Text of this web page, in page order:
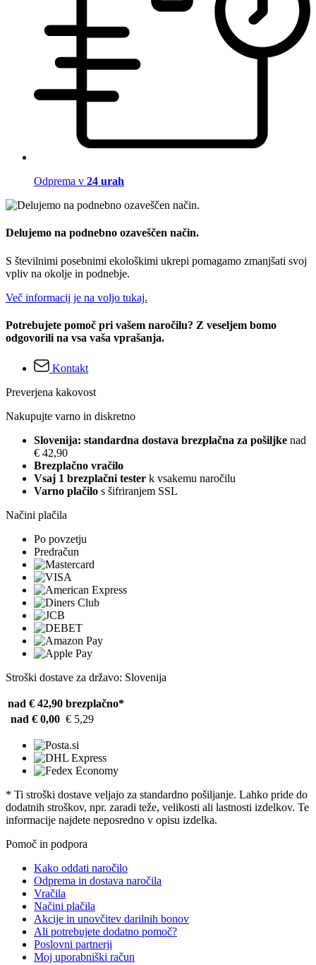
Odprema v 24 urah
Delujemo na podnebno ozaveščen način.
S številnimi posebnimi ekološkimi ukrepi pomagamo zmanjšati svoj
vpliv na okolje in podnebje.
Več informacij je na voljo tukaj.
Potrebujete pomoč pri vašem naročilu? Z veseljem bomo
odgovorili na vsa vaša vprašanja.
Kontakt
Preverjena kakovost
Nakupujte varno in diskretno
Slovenija: standardna dostava brezplačna za pošiljke nad
€ 42,90
Brezplačno vračilo
Vsaj 1 brezplačni tester k vsakemu naročilu
Varno plačilo s šifriranjem SSL
Načini plačila
Po povzetju
Predračun
Stroški dostave za državo: Slovenija
nad € 42,90 brezplačno*
nad € 0,00 € 5,29
* Ti stroški dostave veljajo za standardno pošiljanje. Lahko pride do
dodatnih stroškov, npr. zaradi teže, velikosti ali lastnosti izdelkov. Te
informacije najdete neposredno v opisu izdelka.
Pomoč in podpora
Kako oddati naročilo
Odprema in dostava naročila
Vračila
Načini plačila
Akcije in unovčitev darilnih bonov
Ali potrebujete dodatno pomoč?
Poslovni partnerji
Moj uporabniški račun